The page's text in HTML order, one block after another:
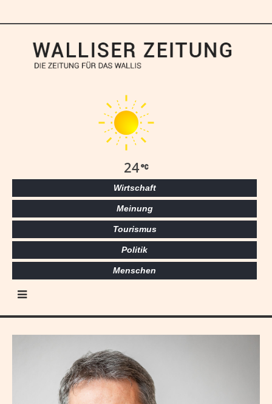
24
Wirtschaft
Meinung
Tourismus
Politik
Menschen